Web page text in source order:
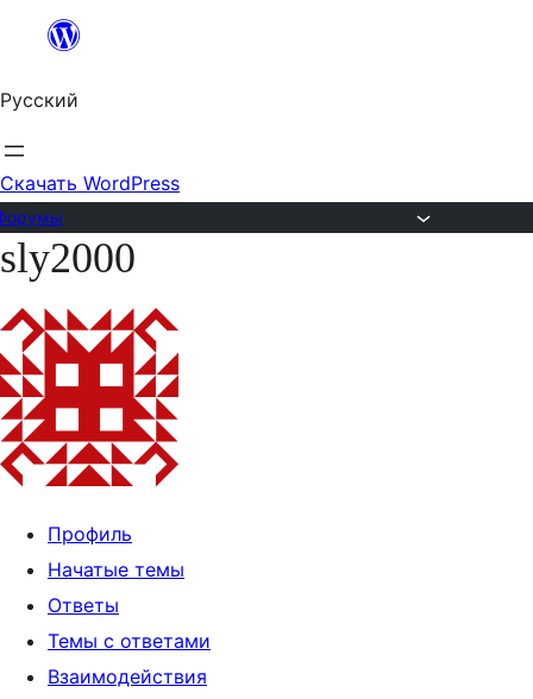
Перейти
содержимому
Русский
Скачать WordPress
Перейти
содержимому
sly2000
Профиль
Начатые темы
Ответы
Темы с ответами
Взаимодействия